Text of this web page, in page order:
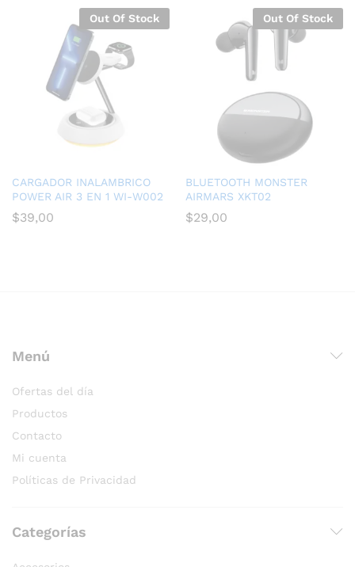
Out Of Stock
CARGADOR INALAMBRICO
POWER AIR 3 EN 1 WI-W002
$39,00
Out Of Stock
BLUETOOTH MONSTER
AIRMARS XKT02
$29,00
Menú
Ofertas del día
Productos
Contacto
Mi cuenta
Políticas de Privacidad
Categorías